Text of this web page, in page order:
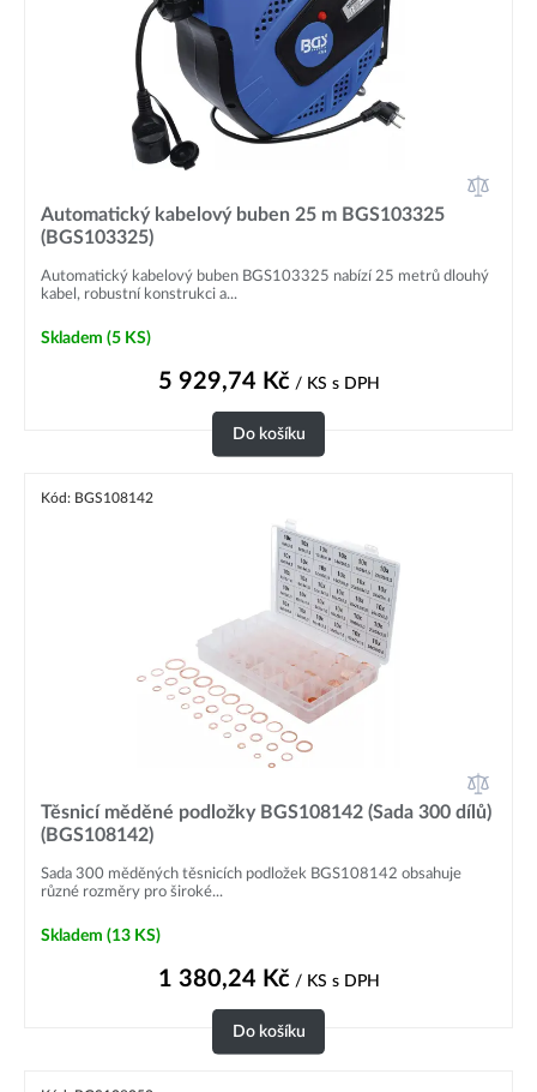
Automatický kabelový buben 25 m BGS103325
(BGS103325)
Automatický kabelový buben BGS103325 nabízí 25 metrů dlouhý
kabel, robustní konstrukci a...
Skladem (5 KS)
5 929,74 Kč/ KS s DPH
Do košíku
Kód: BGS108142
Těsnicí měděné podložky BGS108142 (Sada 300 dílů)
(BGS108142)
Sada 300 měděných těsnicích podložek BGS108142 obsahuje
různé rozměry pro široké...
Skladem (13 KS)
1 380,24 Kč/ KS s DPH
Do košíku